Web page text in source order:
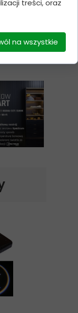
treści, oraz
na wszystkie